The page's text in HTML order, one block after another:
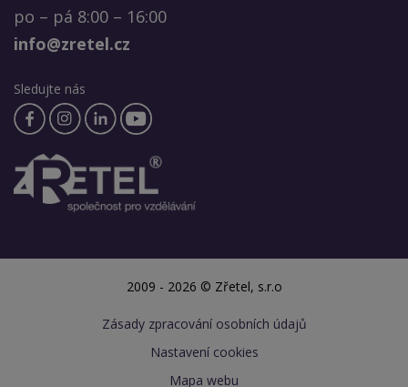
po – pá 8:00 – 16:00
info@zretel.cz
Sledujte nás
2009 - 2026 © Zřetel, s.r.o
Zásady zpracování osobních údajů
Nastavení cookies
Mapa webu